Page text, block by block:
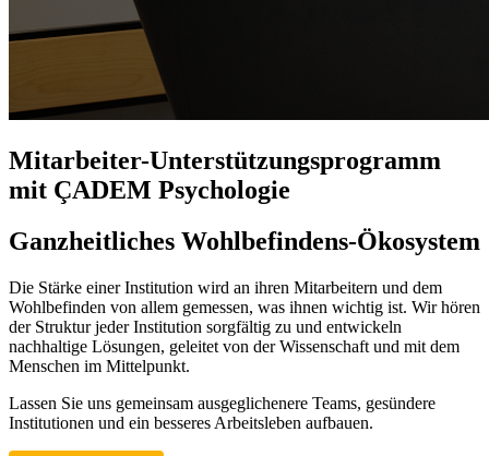
Mitarbeiter-Unterstützungsprogramm
mit ÇADEM Psychologie
Ganzheitliches Wohlbefindens-Ökosystem
Die Stärke einer Institution wird an ihren Mitarbeitern und dem
Wohlbefinden von allem gemessen, was ihnen wichtig ist. Wir hören
der Struktur jeder Institution sorgfältig zu und entwickeln
nachhaltige Lösungen, geleitet von der Wissenschaft und mit dem
Menschen im Mittelpunkt.
Lassen Sie uns gemeinsam ausgeglichenere Teams, gesündere
Institutionen und ein besseres Arbeitsleben aufbauen.